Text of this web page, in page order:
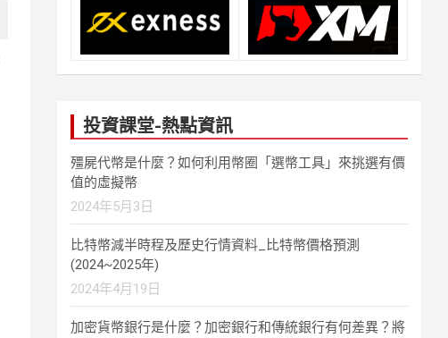
投資課堂-熱點資訊
殭屍代幣是什麼？如何利用幣圈「選幣工具」來挑選有價
值的虛擬幣
2024年5月3日
比特幣減半時程及歷史行情資料_比特幣價格預測
(2024~2025年)
2024年4月19日
加密貨幣銀行是什麼？加密銀行和傳統銀行有何差異？將